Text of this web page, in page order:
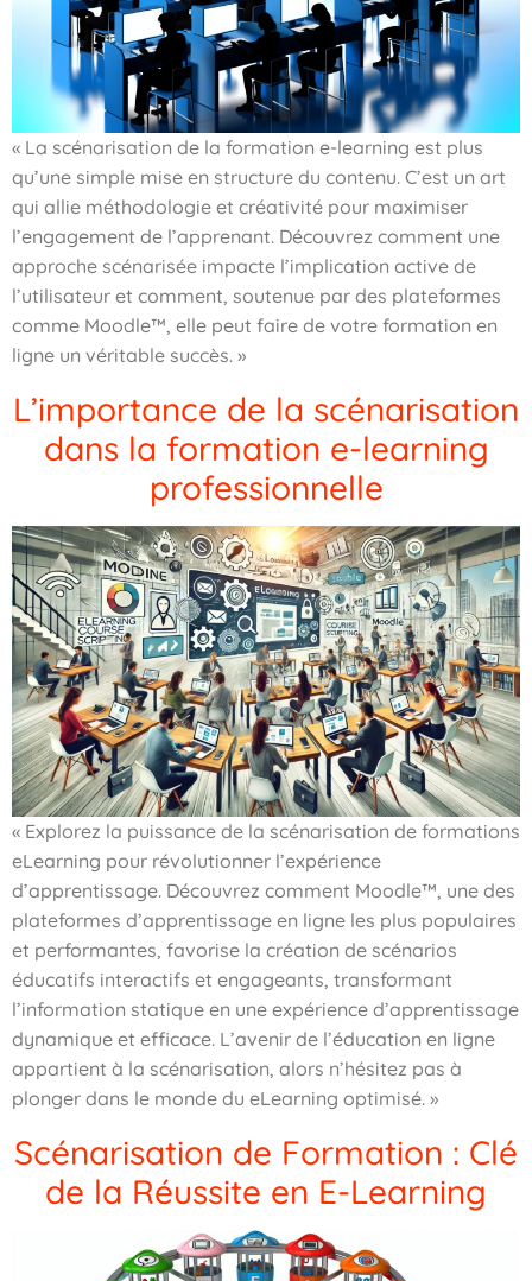
« La scénarisation de la formation e-learning est plus
qu’une simple mise en structure du contenu. C’est un art
qui allie méthodologie et créativité pour maximiser
l’engagement de l’apprenant. Découvrez comment une
approche scénarisée impacte l’implication active de
l’utilisateur et comment, soutenue par des plateformes
comme Moodle™, elle peut faire de votre formation en
ligne un véritable succès. »
L’importance de la scénarisation
dans la formation e-learning
professionnelle
« Explorez la puissance de la scénarisation de formations
eLearning pour révolutionner l’expérience
d’apprentissage. Découvrez comment Moodle™, une des
plateformes d’apprentissage en ligne les plus populaires
et performantes, favorise la création de scénarios
éducatifs interactifs et engageants, transformant
l’information statique en une expérience d’apprentissage
dynamique et efficace. L’avenir de l’éducation en ligne
appartient à la scénarisation, alors n’hésitez pas à
plonger dans le monde du eLearning optimisé. »
Scénarisation de Formation : Clé
de la Réussite en E-Learning